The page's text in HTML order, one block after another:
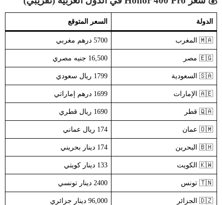
الدولة السعر المتوقع
🇲🇦 المغرب 5700 درهم مغربي
🇪🇬 مصر 16,500 جنيه مصري
🇸🇦 السعودية 1799 ريال سعودي
🇦🇪 الإمارات 1699 درهم إماراتي
🇶🇦 قطر 1690 ريال قطري
🇴🇲 عمان 174 ريال عماني
🇧🇭 البحرين 174 دينار بحريني
🇰🇼 الكويت 133 دينار كويتي
🇹🇳 تونس 2400 دينار تونسي
🇩🇿 الجزائر 96,000 دينار جزائري